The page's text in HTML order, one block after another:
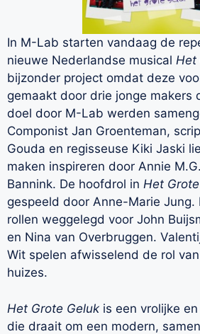
In M-Lab starten vandaag de
nieuwe Nederlandse musical Het
bijzonder project omdat deze
gemaakt door drie jonge makers
doel door M-Lab werden
Componist Jan Groenteman,
Gouda en regisseuse Kiki Jaski
maken inspireren door Annie
Bannink. De hoofdrol in Het
gespeeld door Anne-Marie Jung.
rollen weggelegd voor John
en Nina van Overbruggen.
Wit spelen afwisselend de rol
huizes.
Het Grote Geluk is een vrolijke
die draait om een modern,